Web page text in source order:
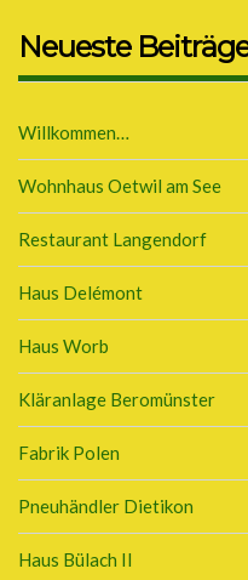
Neueste
Willkommen…
Wohnhaus Oetwil am See
Restaurant Langendorf
Haus Delémont
Haus Worb
Kläranlage Beromünster
Fabrik Polen
Pneuhändler Dietikon
Haus Bülach II